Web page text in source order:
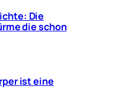
Die
die schon
ist eine